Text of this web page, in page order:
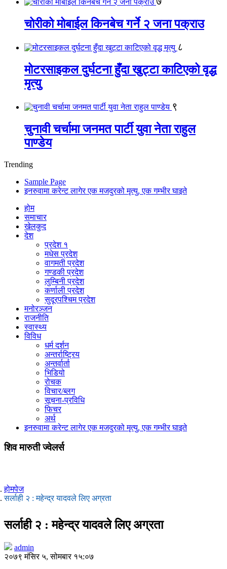
चोरीको मोबाईल किनबेच गर्ने २ जना पक्राउ
८
मोटरसाइकल दुर्घटना हुँदा खुट्टा काटिएको वृद्ध
मृत्यु
९
चुनावी चर्चामा जनमत पार्टी युवा नेता राहुल
पाण्डेय
Trending
Sample Page
इनरुवामा करेन्ट लागेर एक मजदुरको मृत्यु, एक गम्भीर घाइते
होम
समाचार
खेलकुद
देश
प्रदेश १
मधेस प्रदेश
वागमती प्रदेश
गण्डकी प्रदेश
लुम्बिनी प्रदेश
कर्णाली प्रदेश
सुदूरपश्चिम प्रदेश
मनोरञ्जन
राजनीति
स्वास्थ्य
विविध
धर्म दर्शन
अन्तर्राष्ट्रिय
अन्तर्वार्ता
भिडियो
रोचक
विचार/ब्लग
सूचना-प्रविधि
फिचर
अर्थ
इनरुवामा करेन्ट लागेर एक मजदुरको मृत्यु, एक गम्भीर घाइते
शिव मारुती ज्वेलर्स
होमपेज
सर्लाही २ : महेन्द्र यादवले लिए अग्रता
सर्लाही २ : महेन्द्र यादवले लिए अग्रता
admin
२०७९ मंसिर ५, सोमबार १५:०७